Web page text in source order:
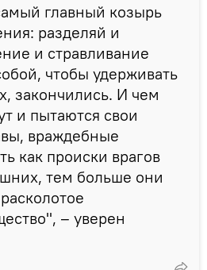
главный козырь
разделяй и
и стравливание
чтобы удерживать
закончились. И чем
и пытаются свои
враждебные
как происки врагов
тем больше они
– уверен